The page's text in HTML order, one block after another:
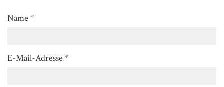
Name *
E-Mail-Adresse *